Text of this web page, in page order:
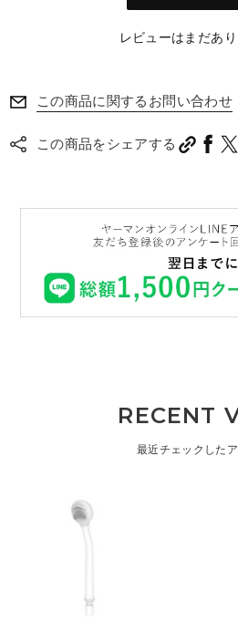
レビューはまだあり
この商品に関するお問い合わせ
この商品をシェアする
RECENT
最近チェックした